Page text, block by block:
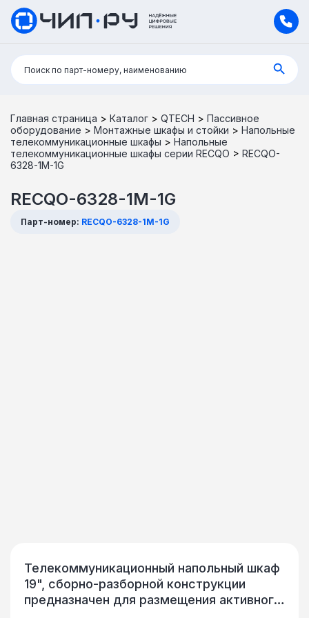
Поиск:
Поиск по парт-номеру, наименованию
Главная страница > Каталог > QTECH > Пассивное
оборудование > Монтажные шкафы и стойки > Напольные
телекоммуникационные шкафы > Напольные
телекоммуникационные шкафы серии RECQO > RECQO-
6328-1M-1G
RECQO-6328-1M-1G
Парт-номер: RECQO-6328-1M-1G
Телекоммуникационный напольный шкаф
19", сборно-разборной конструкции
предназначен для размещения активного